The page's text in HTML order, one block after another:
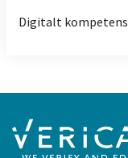
Digitalt